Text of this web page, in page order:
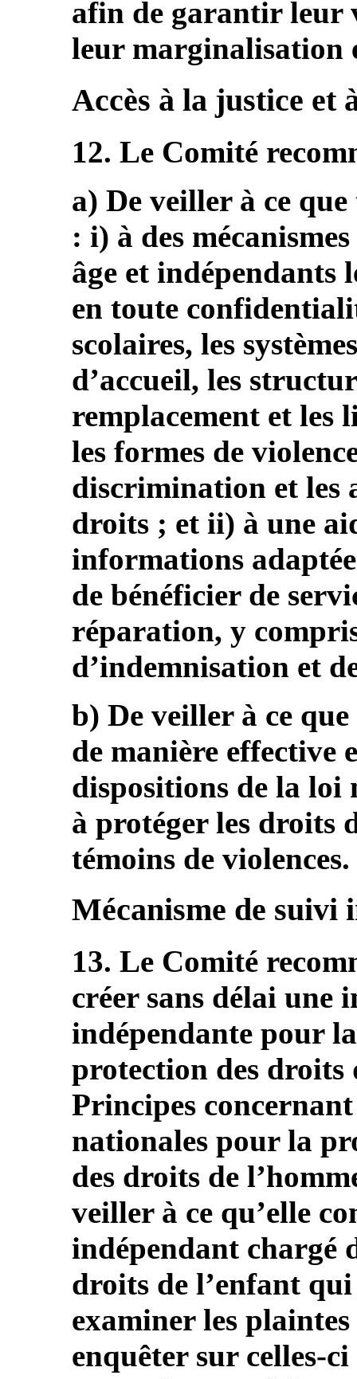
afin de garantir leur
leur marginalisation
Accès à la justice et
12. Le Comité
a) De veiller à ce
: i) à des
âge et indépendants
en toute
scolaires, les
d’accueil, les
remplacement et les
les formes de
discrimination et les
droits ; et ii) à une
informations
de bénéficier de
réparation, y
d’indemnisation et
b) De veiller à ce
de manière effective
dispositions de la loi
à protéger les droits
témoins de violences.
Mécanisme de suivi
13. Le Comité
créer sans délai
indépendante pour
protection des droits
Principes
nationales pour la
des droits de
veiller à ce qu’elle
indépendant chargé
droits de l’enfant
examiner les
enquêter sur celles-